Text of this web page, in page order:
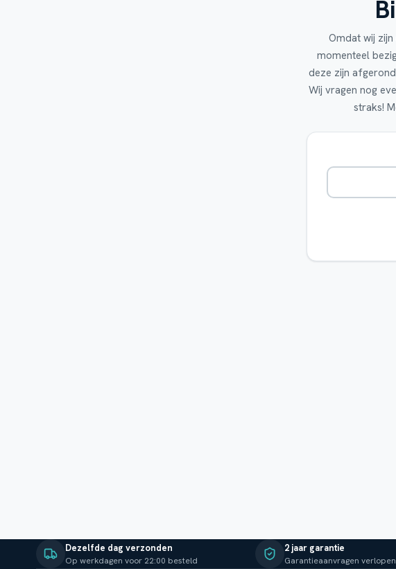
Omdat wij
momenteel
deze zijn
Wij vragen nog
straks!
Dezelfde dag verzonden
Op werkdagen voor 22:00 besteld
2 jaar garantie
Garantieaanvragen